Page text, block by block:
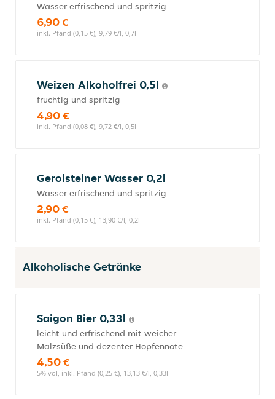
Wasser erfrischend und spritzig
6,90 €
inkl. Pfand (0,15 €), 9,79 €/l, 0,7l
Weizen Alkoholfrei 0,5l
fruchtig und spritzig
4,90 €
inkl. Pfand (0,08 €), 9,72 €/l, 0,5l
Gerolsteiner Wasser 0,2l
Wasser erfrischend und spritzig
2,90 €
inkl. Pfand (0,15 €), 13,90 €/l, 0,2l
Alkoholische Getränke
Saigon Bier 0,33l
leicht und erfrischend mit weicher
Malzsüße und dezenter Hopfennote
4,50 €
5% vol, inkl. Pfand (0,25 €), 13,13 €/l, 0,33l